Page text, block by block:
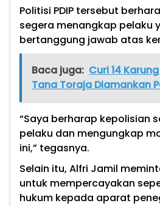
Politisi PDIP tersebut
segera menangkap pelaku
bertanggung jawab atas
Baca juga: Curi 14
Tana Toraja Diamankan
“Saya berharap kepolisian
pelaku dan mengungkap
ini,” tegasnya.
Selain itu, Alfri Jamil
untuk mempercayakan
hukum kepada aparat